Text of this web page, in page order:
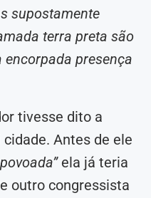
supostamente
terra preta são
presença
tivesse dito a
Antes de ele
ela já teria
outro congressista